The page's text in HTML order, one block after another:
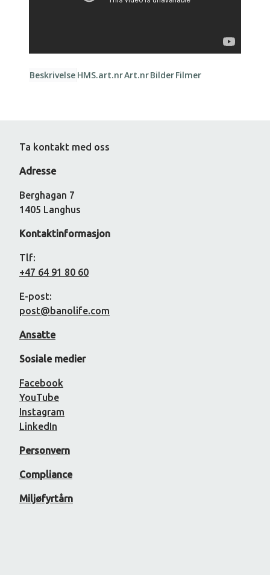
Beskrivelse HMS.art.nrArt.nrBilderFilmer
Ta kontakt med oss
Adresse
Berghagan 7
1405 Langhus
Kontaktinformasjon
Tlf:
+47 64 91 80 60
E-post:
post@banolife.com
Ansatte
Sosiale medier
Facebook
YouTube
Instagram
LinkedIn
Personvern
Compliance
Miljøfyrtårn